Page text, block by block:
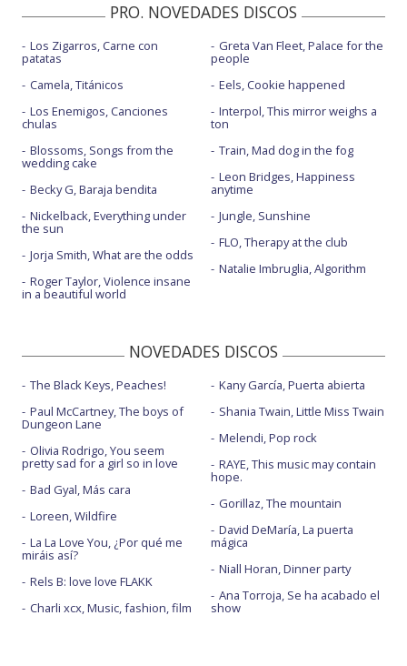
PRO. NOVEDADES DISCOS
Los Zigarros, Carne con
patatas
Camela, Titánicos
Los Enemigos, Canciones
chulas
Blossoms, Songs from the
wedding cake
Becky G, Baraja bendita
Nickelback, Everything under
the sun
Jorja Smith, What are the odds
Roger Taylor, Violence insane
in a beautiful world
Greta Van Fleet, Palace for the
people
Eels, Cookie happened
Interpol, This mirror weighs a
ton
Train, Mad dog in the fog
Leon Bridges, Happiness
anytime
Jungle, Sunshine
FLO, Therapy at the club
Natalie Imbruglia, Algorithm
NOVEDADES DISCOS
The Black Keys, Peaches!
Paul McCartney, The boys of
Dungeon Lane
Olivia Rodrigo, You seem
pretty sad for a girl so in love
Bad Gyal, Más cara
Loreen, Wildfire
La La Love You, ¿Por qué me
miráis así?
Rels B: love love FLAKK
Charli xcx, Music, fashion, film
Kany García, Puerta abierta
Shania Twain, Little Miss Twain
Melendi, Pop rock
RAYE, This music may contain
hope.
Gorillaz, The mountain
David DeMaría, La puerta
mágica
Niall Horan, Dinner party
Ana Torroja, Se ha acabado el
show